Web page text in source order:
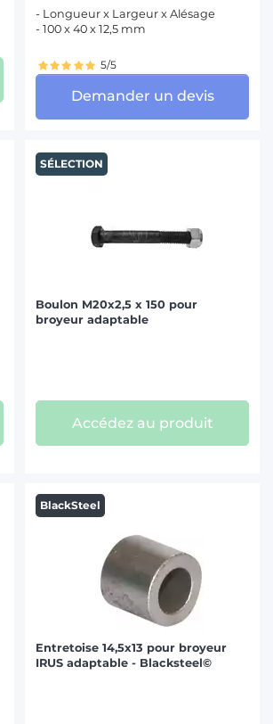
- Longueur x Largeur x Alésage
- 100 x 40 x 12,5 mm
5/5
Demander un devis
SÉLECTION
Boulon M20x2,5 x 150 pour
broyeur adaptable
Accédez au produit
BlackSteel
Entretoise 14,5x13 pour broyeur
IRUS adaptable - Blacksteel©